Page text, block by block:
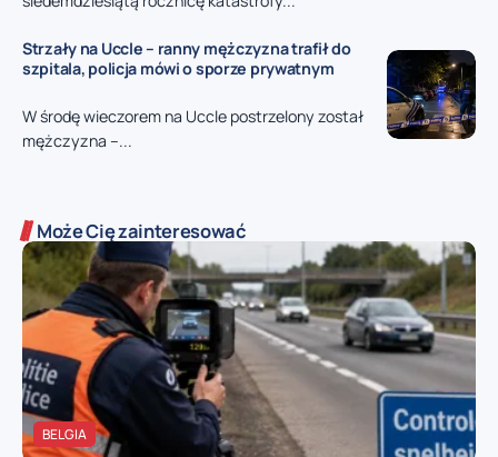
Strzały na Uccle – ranny mężczyzna trafił do
szpitala, policja mówi o sporze prywatnym
W środę wieczorem na Uccle postrzelony został
mężczyzna –...
Może Cię zainteresować
BELGIA